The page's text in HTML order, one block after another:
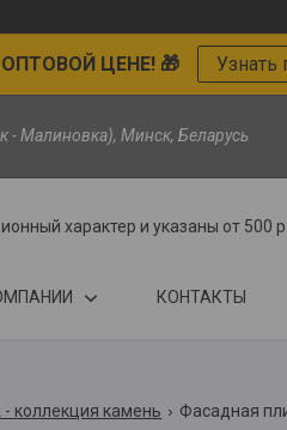
ЦЕНЕ! 🎁 Узнать
- Малиновка), Минск, Беларусь
характер и указаны от 500 р.
КОНТАКТЫ
коллекция камень